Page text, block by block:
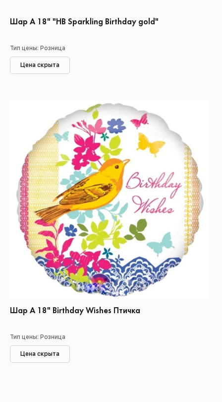
Шар А 18" "HB Sparkling Birthday gold"
Тип цены: Розница
Цена скрыта
Шар А 18" Birthday Wishes Птичка
Тип цены: Розница
Цена скрыта